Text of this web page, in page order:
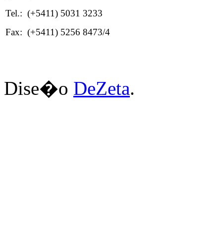
Tel.: (+5411) 5031 3233
Fax: (+5411) 5256 8473/4
Dise�o DeZeta.